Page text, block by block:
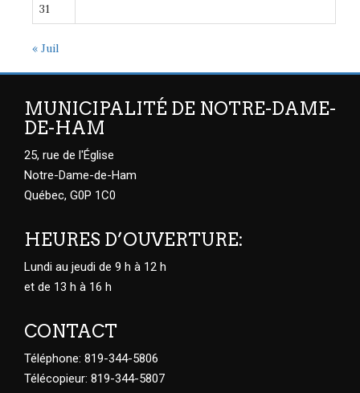
31
« Juil
MUNICIPALITÉ DE NOTRE-DAME-
DE-HAM
25, rue de l'Église
Notre-Dame-de-Ham
Québec, G0P 1C0
HEURES D’OUVERTURE:
Lundi au jeudi de 9 h à 12 h
et de 13 h à 16 h
CONTACT
Téléphone: 819-344-5806
Télécopieur: 819-344-5807